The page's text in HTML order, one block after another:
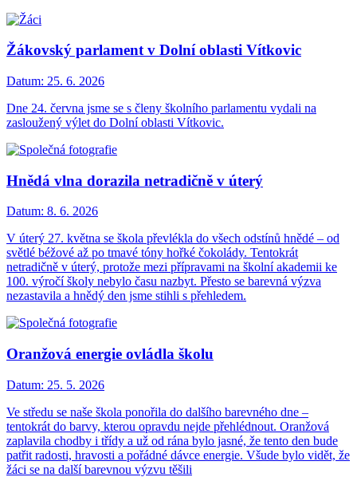
Žákovský parlament v Dolní oblasti Vítkovic
Datum: 25. 6. 2026
Dne 24. června jsme se s členy školního parlamentu vydali na
zasloužený výlet do Dolní oblasti Vítkovic.
Hnědá vlna dorazila netradičně v úterý
Datum: 8. 6. 2026
V úterý 27. května se škola převlékla do všech odstínů hnědé – od
světlé béžové až po tmavé tóny hořké čokolády. Tentokrát
netradičně v úterý, protože mezi přípravami na školní akademii ke
100. výročí školy nebylo času nazbyt. Přesto se barevná výzva
nezastavila a hnědý den jsme stihli s přehledem.
Oranžová energie ovládla školu
Datum: 25. 5. 2026
Ve středu se naše škola ponořila do dalšího barevného dne –
tentokrát do barvy, kterou opravdu nejde přehlédnout. Oranžová
zaplavila chodby i třídy a už od rána bylo jasné, že tento den bude
patřit radosti, hravosti a pořádné dávce energie. Všude bylo vidět, že
žáci se na další barevnou výzvu těšili